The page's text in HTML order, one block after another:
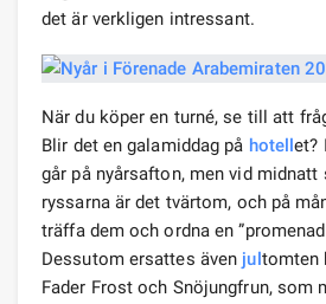
det är verkligen intressant.
När du köper en turné, se till att
Blir det en galamiddag på hotellet?
går på nyårsafton, men vid
ryssarna är det tvärtom, och på
träffa dem och ordna en
Dessutom ersattes även jul tomten
Fader Frost och Snöjungfrun, som